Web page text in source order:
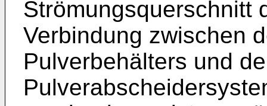
Strömungsquerschnitt
Verbindung zwischen
Pulverbehälters und